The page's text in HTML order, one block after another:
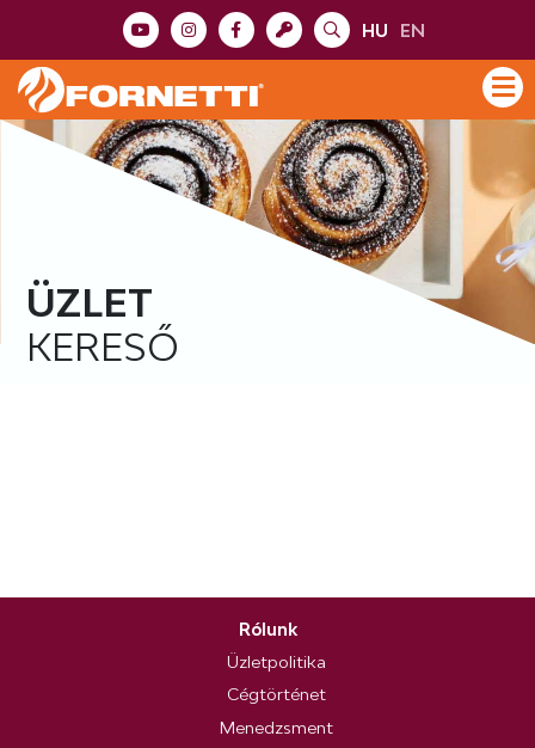
HU EN
ÜZLET
KERESŐ
Rólunk
Üzletpolitika
Cégtörténet
Menedzsment